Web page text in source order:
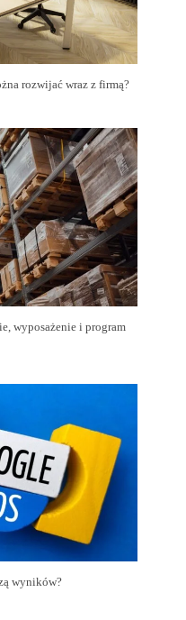
rozwijać wraz z firmą?
wyposażenie i program
wyników?